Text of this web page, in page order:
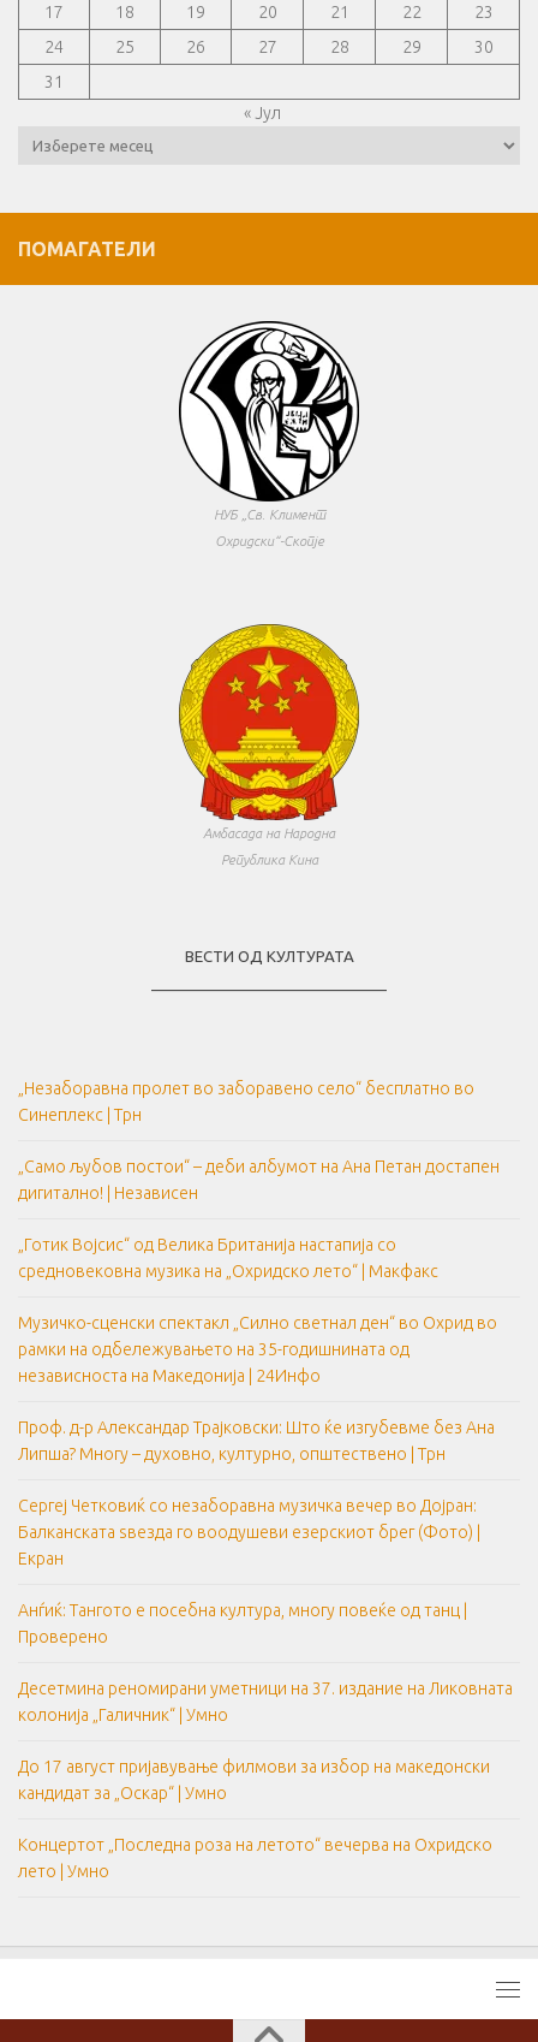
17
18 19 20 21 22
23
24
25 26 27 28 29
30
31
« Јул
Архиви
ПОМАГАТЕЛИ
НУБ „Св. Климент
Охридски“-Скопје
Амбасада на Народна
Република Кина
ВЕСТИ ОД КУЛТУРАТА
„Незаборавна пролет во заборавено село“ бесплатно во
Синеплекс | Трн
„Само љубов постои“ – деби албумот на Ана Петан достапен
дигитално! | Независен
„Готик Војсис“ од Велика Британија настапија со
средновековна музика на „Охридско лето“ | Макфакс
Музичко-сценски спектакл „Силно светнал ден“ во Охрид во
рамки на одбележувањето на 35-годишнината од
независноста на Македонија | 24Инфо
Проф. д-р Александар Трајковски: Што ќе изгубевме без Ана
Липша? Многу – духовно, културно, општествено | Трн
Сергеј Четковиќ со незаборавна музичка вечер во Дојран:
Балканската ѕвезда го воодушеви езерскиот брег (Фото) |
Екран
Анѓиќ: Тангото е посебна култура, многу повеќе од танц |
Проверено
Десетмина реномирани уметници на 37. издание на Ликовната
колонија „Галичник“ | Умно
До 17 август пријавување филмови за избор на македонски
кандидат за „Оскар“ | Умно
Концертот „Последна роза на летото“ вечерва на Охридско
лето | Умно